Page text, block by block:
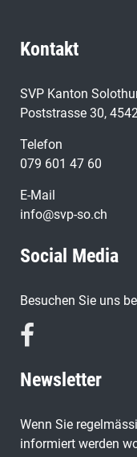
Kontakt
SVP Kanton
Poststrasse 30,
Telefon
079 601 47 60
E-Mail
info@svp-so.ch
Social Media
Besuchen Sie uns
Newsletter
Wenn Sie
informiert werden